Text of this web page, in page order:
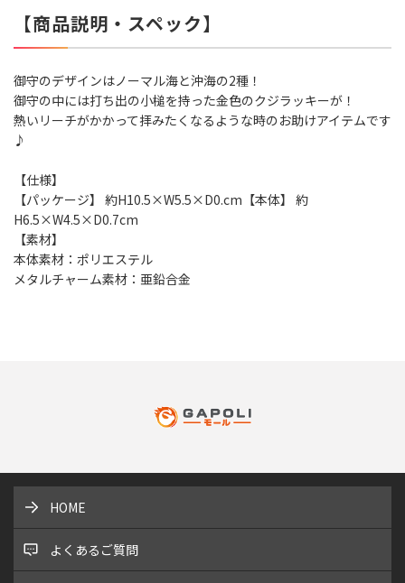
【商品説明・スペック】
御守のデザインはノーマル海と沖海の2種！
御守の中には打ち出の小槌を持った金色のクジラッキーが！
熱いリーチがかかって拝みたくなるような時のお助けアイテムです
♪
【仕様】
【パッケージ】 約H10.5×W5.5×D0.cm【本体】 約
H6.5×W4.5×D0.7cm
【素材】
本体素材：ポリエステル
メタルチャーム素材：亜鉛合金
HOME
よくあるご質問